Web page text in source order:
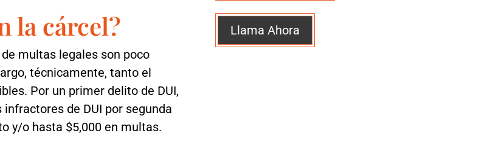
la cárcel?
multas legales son poco
técnicamente, tanto el
Por un primer delito de DUI,
de DUI por segunda
y/o hasta $5,000 en multas.
Llama Ahora